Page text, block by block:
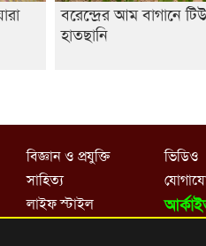
বরেন্দ্রের আম বাগানে
হাতছানি
বিজ্ঞান ও প্রযুক্তি
সাহিত্য
লাইফ স্টাইল
ভিডিও